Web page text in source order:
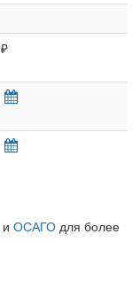
₽
и ОСАГО для более